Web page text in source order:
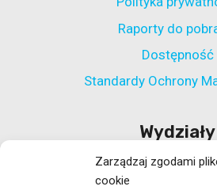
Zarządzaj zgodami
cookie
Raporty do
Dostępność
Standardy Ochrony
Wydziały
Wydział Polityki
Wydział ds. Rehabilitacji